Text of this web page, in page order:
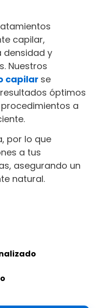
capilar,
densidad y
Nuestros
capilar se
óptimos
a
por lo que
a tus
asegurando un
natural.